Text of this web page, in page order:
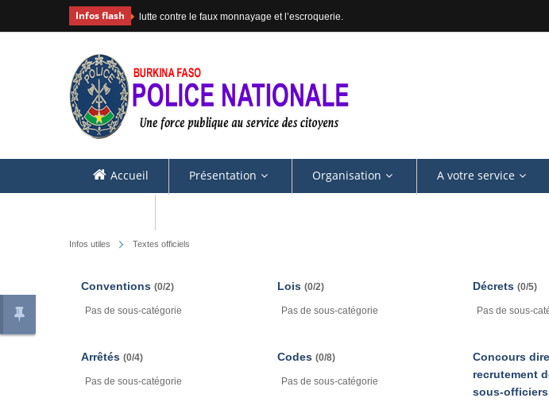
Infos flash
lutte contre le faux monnayage et l’escroquerie.
Accueil Présentation Organisation A votre service
Infos utiles Textes officiels
Conventions (0/2)
Pas de sous-catégorie
Lois (0/2)
Pas de sous-catégorie
Décrets (0/5)
Pas de sous-
Arrêtés (0/4)
Pas de sous-catégorie
Codes (0/8)
Pas de sous-catégorie
Concours
recrutement
sous-